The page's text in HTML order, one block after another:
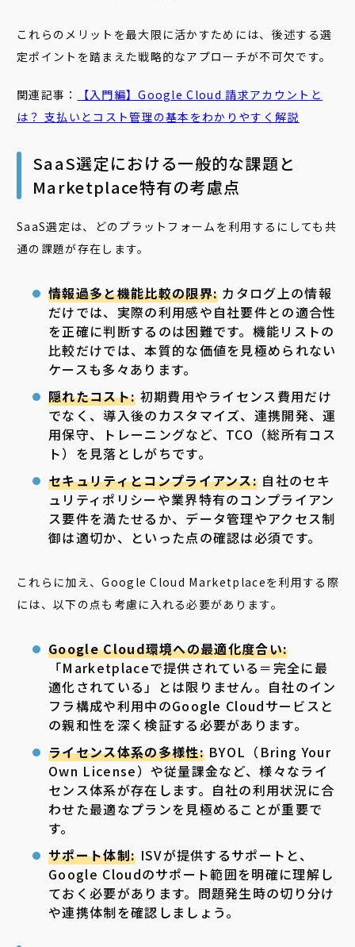
これらのメリットを最大限に活かすためには、後述する選
定ポイントを踏まえた戦略的なアプローチが不可欠です。
関連記事： 【入門編】Google Cloud請求アカウント と
は？ 支払いとコスト管理の基本をわかりやすく解説
SaaS選定における一般的な課題と
Marketplace特有の考慮点
SaaS選定は、どのプラットフォームを利用するにしても共
通の課題が存在します。
情報過多と機能比較の限界: カタログ上の情報
だけでは、実際の利用感や自社要件との適合性
を正確に判断するのは困難です。機能リストの
比較だけでは、本質的な価値を見極められない
ケースも多々あります。
隠れたコスト: 初期費用やライセンス費用だけ
でなく、導入後のカスタマイズ、連携開発、運
用保守、トレーニングなど、TCO（総所有コス
ト）を見落としがちです。
セキュリティとコンプライアンス: 自社のセキ
ュリティポリシーや業界特有のコンプライアン
ス要件を満たせるか、データ管理やアクセス制
御は適切か、といった点の確認は必須です。
これらに加え、Google Cloud Marketplaceを利用する際
には、以下の点も考慮に入れる必要があります。
Google Cloud環境への最適化度合い:
「Marketplaceで提供されている＝完全に最
適化されている」とは限りません。自社のイン
フラ構成や利用中のGoogle Cloudサービスと
の親和性を深く検証する必要があります。
ライセンス体系の多様性:BYOL（Bring Your
Own License）や従量課金など、様々なライ
センス体系が存在します。自社の利用状況に合
わせた最適なプランを見極めることが重要で
す。
サポート体制: ISVが提供するサポートと、
Google Cloudのサポート範囲を明確に理解し
ておく必要があります。問題発生時の切り分け
や連携体制を確認しましょう。